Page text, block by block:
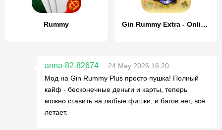
Rummy Gin Rummy Extra - Online Rummy
anna-82-82674
24 May 2026 16:20
Мод на Gin Rummy Plus просто пушка! Полный
кайф - бесконечные деньги и карты, теперь
можно ставить на любые фишки, и багов нет, всё
летает.